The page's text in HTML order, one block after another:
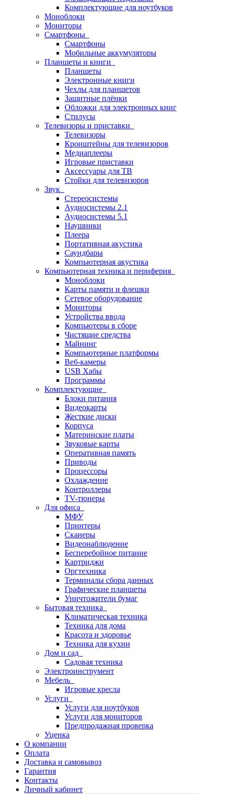
Комплектующие для ноутбуков
Моноблоки
Мониторы
Смартфоны
Смартфоны
Мобильные аккумуляторы
Планшеты и книги
Планшеты
Электронные книги
Чехлы для планшетов
Защитные плёнки
Обложки для электронных книг
Стилусы
Телевизоры и приставки
Телевизоры
Кронштейны для телевизоров
Медиаплееры
Игровые приставки
Аксессуары для ТВ
Стойки для телевизоров
Звук
Стереосистемы
Аудиосистемы 2.1
Аудиосистемы 5.1
Наушники
Плеера
Портативная акустика
Саундбары
Компьютерная акустика
Компьютерная техника и периферия
Моноблоки
Карты памяти и флешки
Сетевое оборудование
Мониторы
Устройства ввода
Компьютеры в сборе
Чистящие средства
Майнинг
Компьютерные платформы
Веб-камеры
USB Хабы
Программы
Комплектующие
Блоки питания
Видеокарты
Жесткие диски
Корпуса
Материнские платы
Звуковые карты
Оперативная память
Приводы
Процессоры
Охлаждение
Контроллеры
TV-тюнеры
Для офиса
МФУ
Принтеры
Сканеры
Видеонаблюдение
Бесперебойное питание
Картриджи
Оргтехника
Терминалы сбора данных
Графические планшеты
Уничтожители бумаг
Бытовая техника
Климатическая техника
Техника для дома
Красота и здоровье
Техника для кухни
Дом и сад
Садовая техника
Электроинструмент
Мебель
Игровые кресла
Услуги
Услуги для ноутбуков
Услуги для мониторов
Предпродажная проверка
Уценка
О компании
Оплата
Доставка и самовывоз
Гарантия
Контакты
Личный кабинет